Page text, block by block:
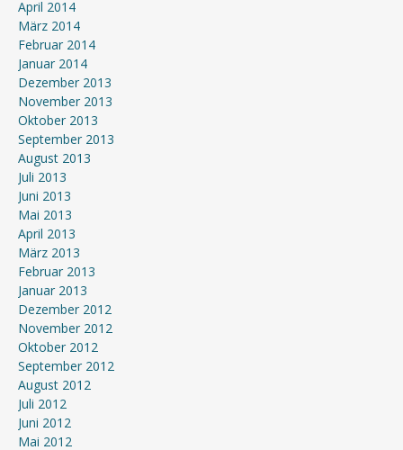
April 2014
März 2014
Februar 2014
Januar 2014
Dezember 2013
November 2013
Oktober 2013
September 2013
August 2013
Juli 2013
Juni 2013
Mai 2013
April 2013
März 2013
Februar 2013
Januar 2013
Dezember 2012
November 2012
Oktober 2012
September 2012
August 2012
Juli 2012
Juni 2012
Mai 2012